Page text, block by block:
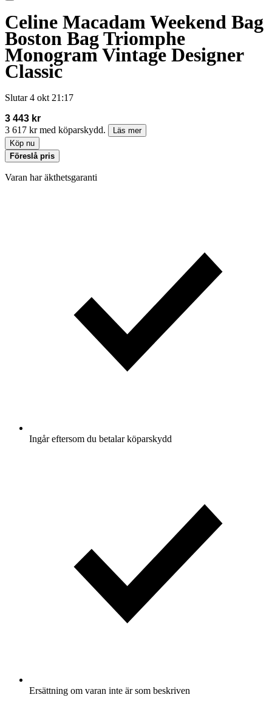
Celine Macadam Weekend Bag
Boston Bag Triomphe
Monogram Vintage Designer
Classic
Slutar 4 okt 21:17
3 443 kr
3 617 kr med köparskydd.
Läs mer
Köp nu
Föreslå pris
Varan har äkthetsgaranti
Ingår eftersom du betalar köparskydd
Ersättning om varan inte är som beskriven